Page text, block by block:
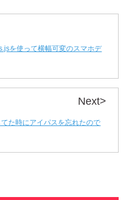
を使って横幅可変のスマホデ
Next>
た時にアイパスを忘れたので